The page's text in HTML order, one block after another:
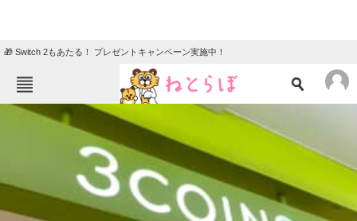
🎁 Switch 2もあたる！ プレゼントキャンペーン実施中！
ねとらぼメニュー
グルメ 地域